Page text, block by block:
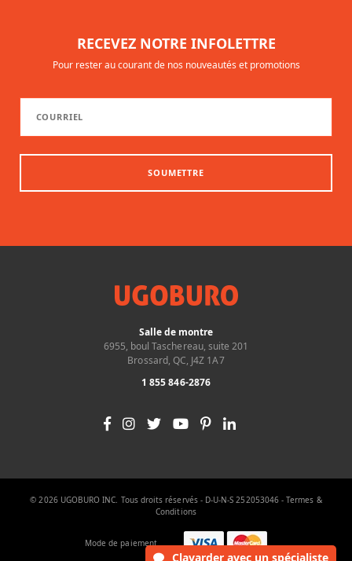
RECEVEZ NOTRE INFOLETTRE
Pour rester au courant de nos nouveautés et promotions
SOUMETTRE
Salle de montre
6955, boul Taschereau, suite 201
Brossard, QC, J4Z 1A7
1 855 846-2876
© 2026 UGOBURO INC. Tous droits réservés - D-U-N-S 252053046 -Termes &
Conditions
Mode de paiement
Clavarder avec un spécialiste